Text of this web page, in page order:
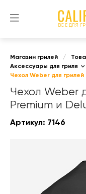
ВСЕ ДЛЯ
Магазин грилей /
Аксессуары для гриля
Чехол Weber для
Чехол Weber
Premium и
Артикул: 7146